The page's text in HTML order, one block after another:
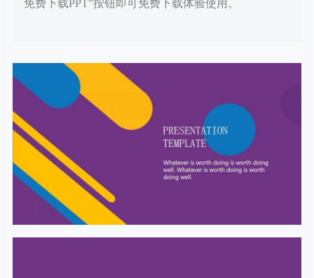
免费下载PPT”按钮即可免费下载体验使用。